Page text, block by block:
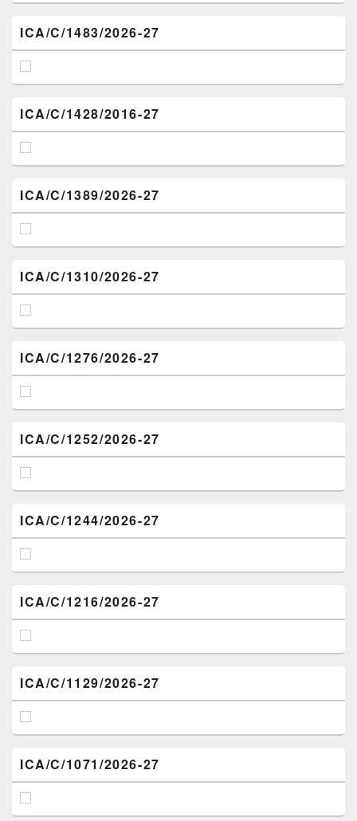
ICA/C/1483/2026-27
ICA/C/1428/2016-27
ICA/C/1389/2026-27
ICA/C/1310/2026-27
ICA/C/1276/2026-27
ICA/C/1252/2026-27
ICA/C/1244/2026-27
ICA/C/1216/2026-27
ICA/C/1129/2026-27
ICA/C/1071/2026-27